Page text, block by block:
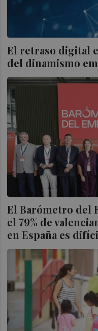
El retraso digital
del dinamismo
El Barómetro del
el 79% de
en España es